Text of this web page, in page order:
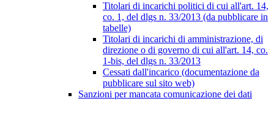
Titolari di incarichi politici di cui all'art. 14,
co. 1, del dlgs n. 33/2013 (da pubblicare in
tabelle)
Titolari di incarichi di amministrazione, di
direzione o di governo di cui all'art. 14, co.
1-bis, del dlgs n. 33/2013
Cessati dall'incarico (documentazione da
pubblicare sul sito web)
Sanzioni per mancata comunicazione dei dati